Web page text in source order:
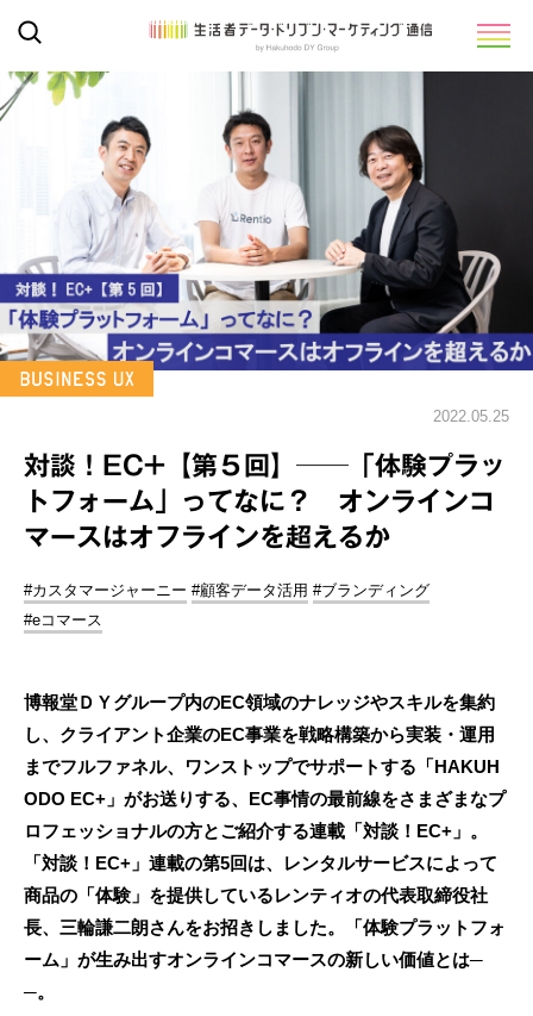
2022.05.25
対談！EC+【第５回】──「体験プラッ
トフォーム」ってなに？ オンラインコ
マースはオフラインを超えるか
#カスタマージャーニー #顧客データ活用 #ブランディング
#eコマース
博報堂ＤＹグループ内のEC領域のナレッジやスキルを集約
し、クライアント企業のEC事業を戦略構築から実装・運用
までフルファネル、ワンストップでサポートする「HAKUH
ODO EC+」がお送りする、EC事情の最前線をさまざまなプ
ロフェッショナルの方とご紹介する連載「対談！EC+」。
「対談！EC+」連載の第5回は、レンタルサービスによって
商品の「体験」を提供しているレンティオの代表取締役社
長、三輪謙二朗さんをお招きしました。「体験プラットフォ
ーム」が生み出すオンラインコマースの新しい価値とは─
─。